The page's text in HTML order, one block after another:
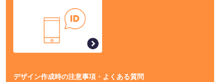
デザイン作成時の注意事項・よくある質問